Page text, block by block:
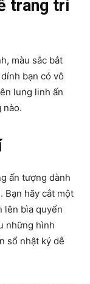
trang trí
màu sắc bắt
bạn có vô
lung linh ấn
nào.
ấn tượng dành
Bạn hãy cắt một
lên bìa quyển
những hình
sổ nhật ký dễ